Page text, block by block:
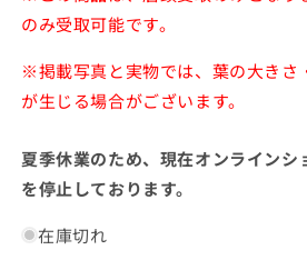
のみ受取可能です。
※掲載写真と実物では、葉の大きさ
が生じる場合がございます。
夏季休業のため、現在オンラインシ
を停止しております。
在庫切れ